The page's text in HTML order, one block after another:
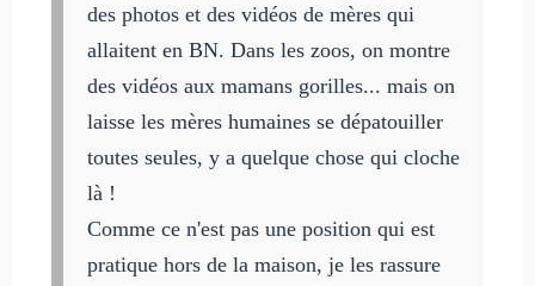
des photos et des vidéos de mères qui
allaitent en BN. Dans les zoos, on montre
des vidéos aux mamans gorilles... mais on
laisse les mères humaines se dépatouiller
toutes seules, y a quelque chose qui cloche
là !
Comme ce n'est pas une position qui est
pratique hors de la maison, je les rassure